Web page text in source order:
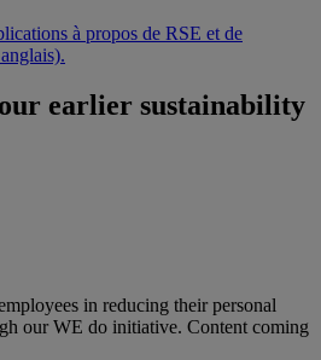
à propos de RSE et de
earlier sustainability
in reducing their personal
our WE do initiative. Content coming